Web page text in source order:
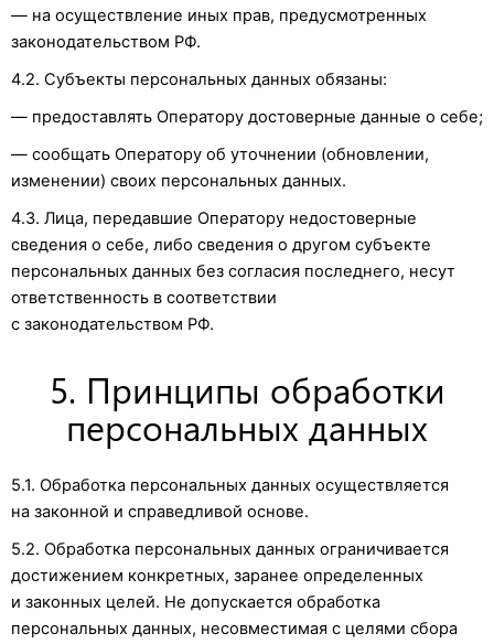
— на осуществление иных прав, предусмотренных
законодательством РФ.
4.2. Субъекты персональных данных обязаны:
— предоставлять Оператору достоверные данные о себе;
— сообщать Оператору об уточнении (обновлении,
изменении) своих персональных данных.
4.3. Лица, передавшие Оператору недостоверные
сведения о себе, либо сведения о другом субъекте
персональных данных без согласия последнего, несут
ответственность в соответствии
с законодательством РФ.
5. Принципы обработки
персональных данных
5.1. Обработка персональных данных осуществляется
на законной и справедливой основе.
5.2. Обработка персональных данных ограничивается
достижением конкретных, заранее определенных
и законных целей. Не допускается обработка
персональных данных, несовместимая с целями сбора